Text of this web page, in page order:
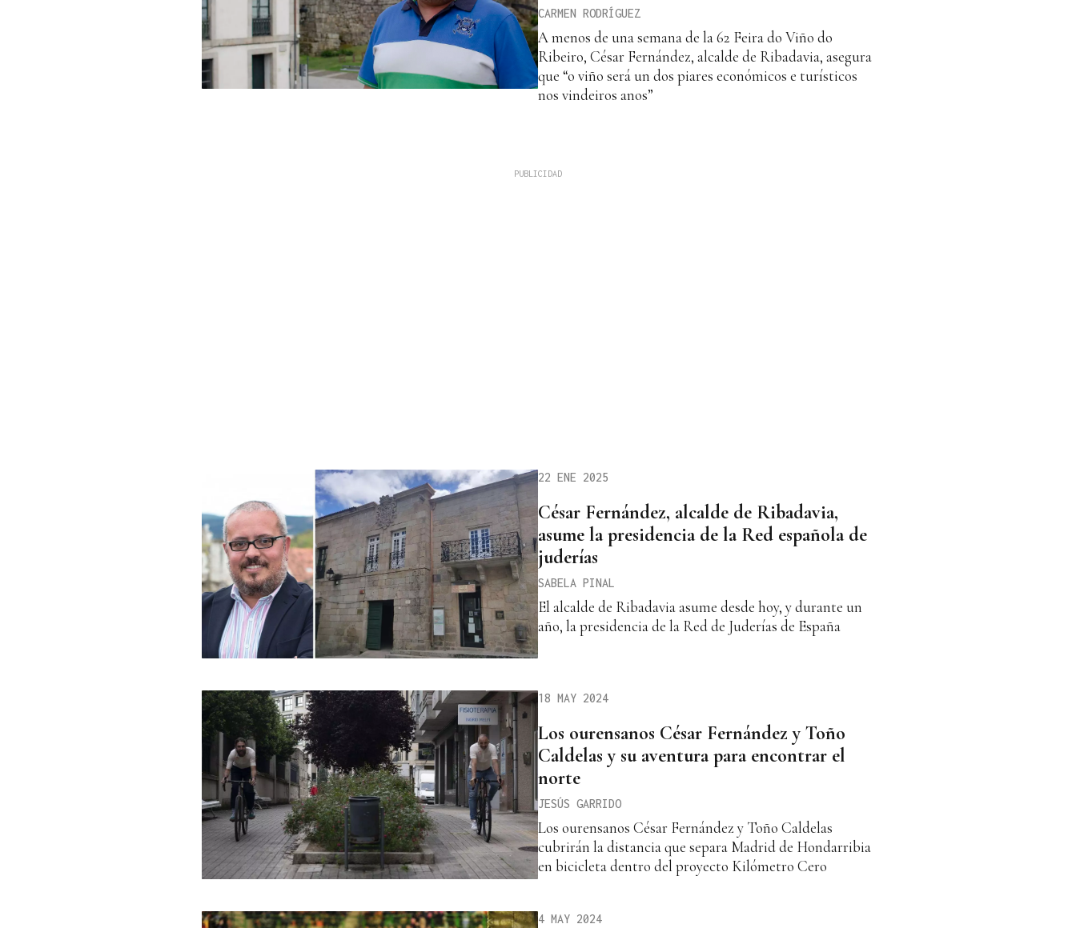
CARMEN RODRÍGUEZ
A menos de una semana de la 62 Feira do Viño do
Ribeiro, César Fernández, alcalde de Ribadavia, asegura
que “o viño será un dos piares económicos e turísticos
nos vindeiros anos”
22 ENE 2025
César Fernández, alcalde de Ribadavia,
asume la presidencia de la Red española de
juderías
SABELA PINAL
El alcalde de Ribadavia asume desde hoy, y durante un
año, la presidencia de la Red de Juderías de España
18 MAY 2024
Los ourensanos César Fernández y Toño
Caldelas y su aventura para encontrar el
norte
JESÚS GARRIDO
Los ourensanos César Fernández y Toño Caldelas
cubrirán la distancia que separa Madrid de Hondarribia
en bicicleta dentro del proyecto Kilómetro Cero
4 MAY 2024